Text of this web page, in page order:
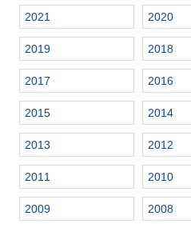
2021 2020
2019 2018
2017 2016
2015 2014
2013 2012
2011 2010
2009 2008